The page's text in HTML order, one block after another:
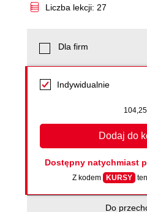
Liczba lekcji: 27
Dla firm
Indywidualnie
Dodaj do
Dostępny natychmiast
Z kodem KURSY
Do